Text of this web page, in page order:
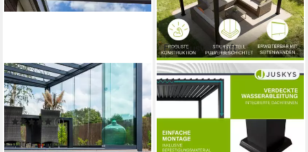
TERRASSANA
Terrassendach Premium
Komplettset inkl. 8 mm VSG-
Glas in KLAR
(1)
ab 4.589,99 €
133,26 €mtl. in 48 Raten
Fast ausverkauft
JUSKYS
Terrassendach Tahiti
ab 2.099,00 €
60,94 €mtl. in 48 Raten
in 6-8 Werktagen bei dir